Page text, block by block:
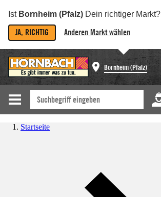
Ist Bornheim (Pfalz) Dein richtiger Markt?
JA, RICHTIG Anderen Markt wählen
Bornheim (Pfalz)
Startseite